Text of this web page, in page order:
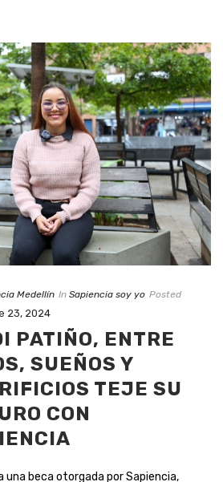
Medellín In Sapiencia soy yo Posted
23, 2024
PATIÑO, ENTRE
SUEÑOS Y
TEJE SU
CON
una beca otorgada por Sapiencia,